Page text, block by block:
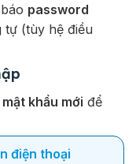
password
tự (tùy hệ điều
mật khẩu mới để
điện thoại